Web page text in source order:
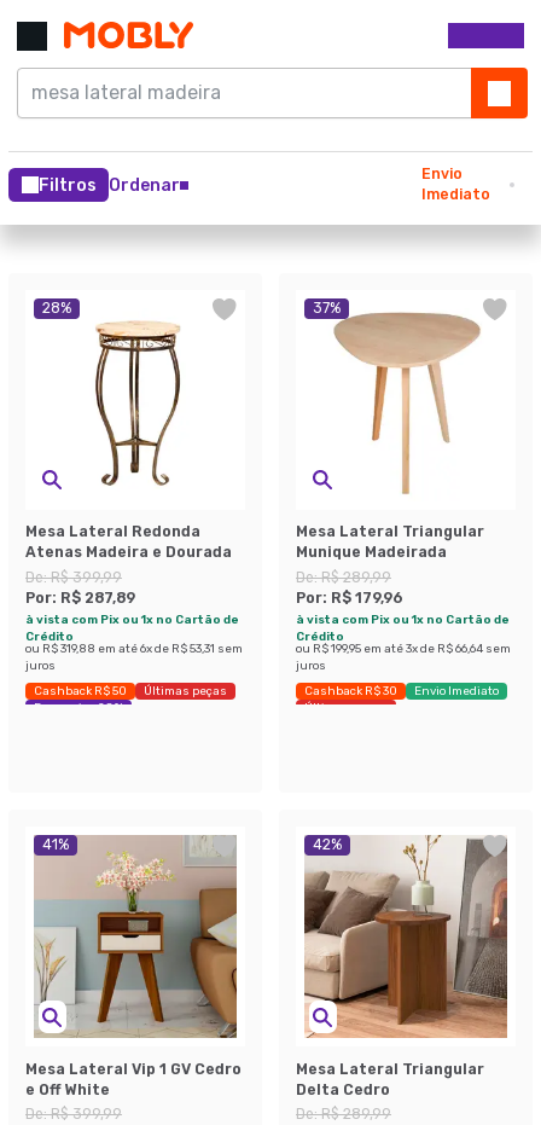
Filtros Ordenar
Envio
Imediato
28%
Mesa Lateral Redonda
Atenas Madeira e Dourada
De:R$ 399,99
Por: R$ 287,89
à vista com Pix ou 1x no Cartão de
Crédito
ou R$ 319,88 em até6x de R$ 53,31 sem
juros
Cashback R$ 50
Últimas peças
Economize 28%
37%
Mesa Lateral Triangular
Munique Madeirada
De:R$ 289,99
Por: R$ 179,96
à vista com Pix ou 1x no Cartão de
Crédito
ou R$ 199,95 em até3x de R$ 66,64 sem
juros
Cashback R$ 30
Envio Imediato
Últimas peças
41%
Mesa Lateral Vip 1 GV Cedro
e Off White
De:R$ 399,99
42%
Mesa Lateral Triangular
Delta Cedro
De:R$ 289,99